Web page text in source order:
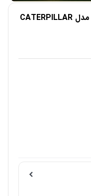
ساعت مچی اسپرت مردانه کاترپیلار مدل CATERPILLAR